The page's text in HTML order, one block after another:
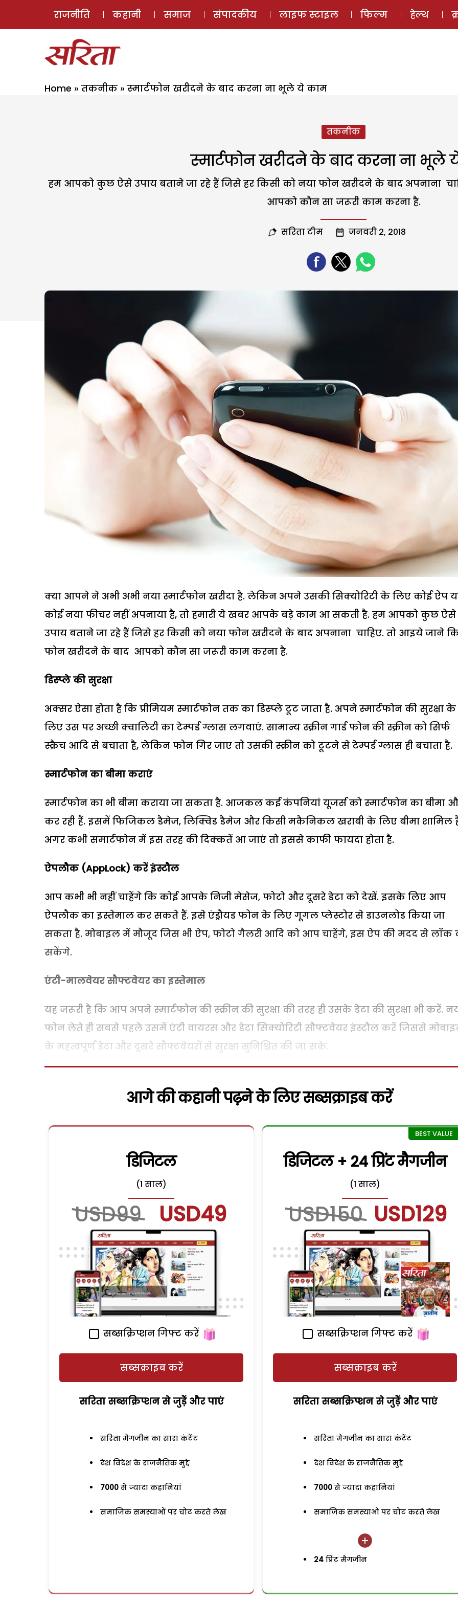
ई-मैगज़ीन
राजनीति कहानी समाज संपादकीय लाइफ स्टाइल फिल्म हेल्थ
Home » तकनीक » स्मार्टफोन खरीदने के बाद करना ना भूले ये काम
तकनीक
स्मार्टफोन खरीदने के बाद करना ना भूले
हम आपको कुछ ऐसे उपाय बताने जा रहे हैं जिसे हर किसी को नया फोन खरीदने के बाद अपनाना
आपको कौन सा जरूरी काम करना है.
सरिता टीम जनवरी 2, 2018
क्या आपने ने अभी अभी नया स्मार्टफोन खरीदा है. लेकिन अपने उसकी सिक्योरिटी के लिए कोई ऐप
कोई नया फीचर नहीं अपनाया है, तो हमारी ये खबर आपके बड़े काम आ सकती है. हम आपको कुछ ऐसे
उपाय बताने जा रहे हैं जिसे हर किसी को नया फोन खरीदने के बाद अपनाना चाहिए. तो आइये जाने
फोन खरीदने के बाद आपको कौन सा जरूरी काम करना है.
डिस्प्ले की सुरक्षा
अक्सर ऐसा होता है कि प्रीमियम स्मार्टफोन तक का डिस्प्ले टूट जाता है. अपने स्मार्टफोन की सुरक्षा के
लिए उस पर अच्छी क्वालिटी का टेम्पर्ड ग्लास लगवाएं. सामान्य स्क्रीन गार्ड फोन की स्क्रीन को सिर्फ
स्क्रैच आदि से बचाता है, लेकिन फोन गिर जाए तो उसकी स्क्रीन को टूटने से टेम्पर्ड ग्लास ही बचाता है.
स्मार्टफोन का बीमा कराएं
स्मार्टफोन का भी बीमा कराया जा सकता है. आजकल कई कंपनियां यूजर्स को स्मार्टफोन का बीमा
कर रही हैं. इसमें फिजिकल डैमेज, लिक्विड डैमेज और किसी मकैनिकल खराबी के लिए बीमा शामिल
अगर कभी समार्टफोन में इस तरह की दिक्कतें आ जाएं तो इससे काफी फायदा होता है.
ऐपलौक (AppLock) करें इंस्टौल
आप कभी भी नहीं चाहेंगे कि कोई आपके निजी मेसेज, फोटो और दूसरे डेटा को देखें. इसके लिए आप
ऐपलौक का इस्तेमाल कर सकते हैं. इसे एंड्रौयड फोन के लिए गूगल प्लेस्टोर से डाउनलोड किया जा
सकता है. मोबाइल में मौजूद जिस भी ऐप, फोटो गैलरी आदि को आप चाहेंगे, इस ऐप की मदद से लॉक
सकेंगे.
एंटी-मालवेयर सौफ्टवेयर का इस्तेमाल
यह जरूरी है कि आप अपने स्मार्टफोन की स्क्रीन की सुरक्षा की तरह ही उसके डेटा की सुरक्षा भी करें.
फोन लेते ही सबसे पहले उसमें एंटी वायरस और डेटा सिक्योरिटी सौफ्टवेयर इंस्टौल करें जिससे
के महत्वपूर्ण डेटा और दूसरे सौफ्टवेयरों से सुरक्षा सुनिश्चित की जा सके.
आगे की कहानी पढ़ने के लिए सब्सक्राइब करें
डिजिटल
(1 साल)
USD99 USD49
सब्सक्रिप्शन गिफ्ट करें
सब्सक्राइब करें
सरिता सब्सक्रिप्शन से जुड़ेें और पाएं
सरिता मैगजीन का सारा कंटेंट
देश विदेश के राजनैतिक मुद्दे
7000 से ज्यादा कहानियां
समाजिक समस्याओं पर चोट करते लेख
डिजिटल + 24 प्रिंट मैगजीन
(1 साल)
USD150 USD129
सब्सक्रिप्शन गिफ्ट करें
सब्सक्राइब करें
सरिता सब्सक्रिप्शन से जुड़ेें और पाएं
सरिता मैगजीन का सारा कंटेंट
देश विदेश के राजनैतिक मुद्दे
7000 से ज्यादा कहानियां
समाजिक समस्याओं पर चोट करते लेख
24 प्रिंट मैगजीन